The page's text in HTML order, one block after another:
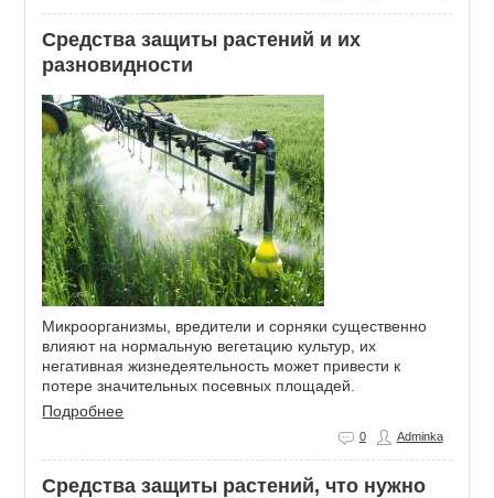
Средства защиты растений и их
разновидности
Микроорганизмы, вредители и сорняки существенно
влияют на нормальную вегетацию культур, их
негативная жизнедеятельность может привести к
потере значительных посевных площадей.
Подробнее
Adminka
0
Средства защиты растений, что нужно